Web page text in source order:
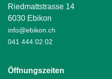
Riedmattstrasse 14
6030 Ebikon
info@ebikon.ch
041 444 02 02
Öffnungszeiten